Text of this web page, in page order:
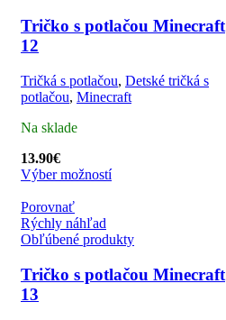
Tričko s potlačou Minecraft
12
Tričká s potlačou, Detské tričká s
potlačou, Minecraft
Na sklade
13.90€
Výber možností
Porovnať
Rýchly náhľad
Obľúbené produkty
Tričko s potlačou Minecraft
13